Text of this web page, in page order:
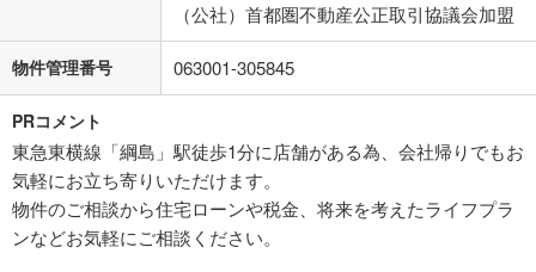
（公社）首都圏不動産公正取引協議会加盟
物件管理番号 063001-305845
PRコメント
東急東横線「綱島」駅徒歩1分に店舗がある為、会社帰りでもお
気軽にお立ち寄りいただけます。
物件のご相談から住宅ローンや税金、将来を考えたライフプラ
ンなどお気軽にご相談ください。